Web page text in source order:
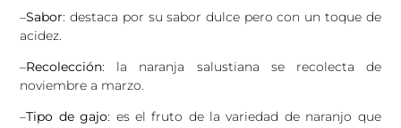
–Sabor: destaca por su sabor dulce pero con un toque de
acidez.
–Recolección: la naranja salustiana se recolecta de
noviembre a marzo.
–Tipo de gajo: es el fruto de la variedad de naranjo que